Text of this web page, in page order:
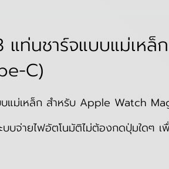
แท่นชาร์จแบบแม่เ
C)
แม่เหล็ก สำหรับ Apple Watch
บจ่ายไฟอัตโนมัติไม่ต้องกดปุ่มใดๆ เพื่